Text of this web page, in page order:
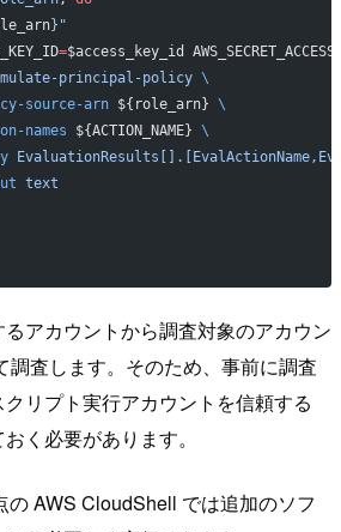
}"
=$access_key_id
principal-policy \
source-arn
${role_arn} \
names
${ACTION_NAME} \
text
アカウントから調査対象のアカウン
調査します。そのため、事前に調査
リプト実行アカウントを信頼する
く必要があります。
の AWS CloudShell では追加のソフ